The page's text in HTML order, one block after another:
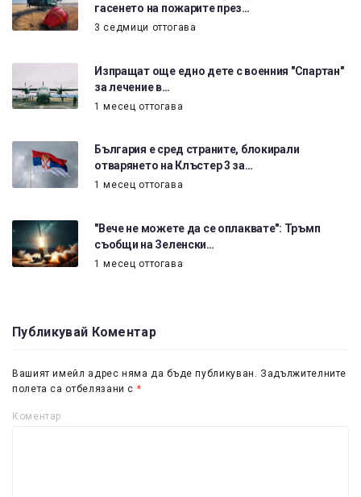
гасенето на пожарите през…
3 седмици оттогава
Изпращат още едно дете с военния "Спартан"
за лечение в…
1 месец оттогава
България е сред страните, блокирали
отварянето на Клъстер 3 за…
1 месец оттогава
"Вече не можете да се оплаквате": Тръмп
съобщи на Зеленски…
1 месец оттогава
Публикувай Коментар
Вашият имейл адрес няма да бъде публикуван. Задължителните
полета са отбелязани с *
Коментар